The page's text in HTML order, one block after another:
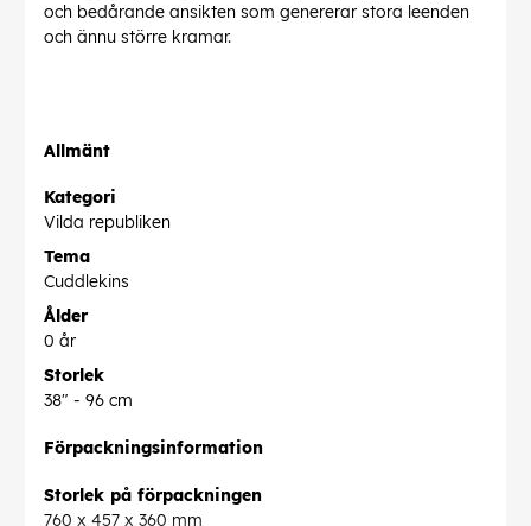
och bedårande ansikten som genererar stora leenden
och ännu större kramar.
Allmänt
Kategori
Vilda republiken
Tema
Cuddlekins
Ålder
0 år
Storlek
38" - 96 cm
Förpackningsinformation
Storlek på förpackningen
760 x 457 x 360 mm